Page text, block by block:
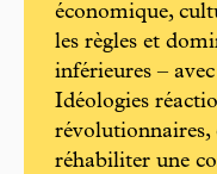
économique,
les règles et
inférieures –
Idéologies
révolutionnaires,
réhabiliter une